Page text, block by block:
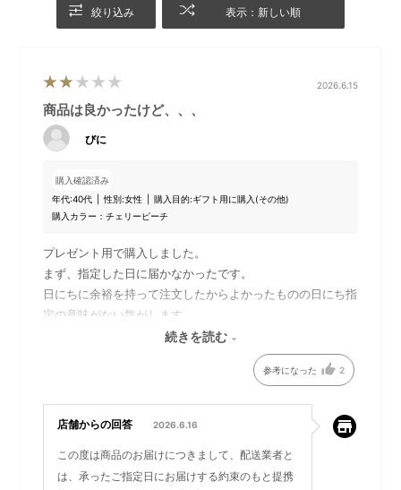
花びらの色味やテクスチャーにこだわりながら、ひとつ
フラワーとしてお部屋に飾るのもおしゃれです。
鉢の部分がグレーのセラミッ
れており、ずっしりと重みが
あり安定感があります。
電池式でコードレスなので、
玄関先などお好みの場所に置
くことが可能です。
絞り込み 表示：新しい順
2026.6.15
商品は良かったけど、、、
びに
購入確認済み
年代:40代 性別:女性 購入目的:ギフト用に購入(その他)
購入カラー：チェリーピーチ
プレゼント用で購入しました。
まず、指定した日に届かなかったです。
日にちに余裕を持って注文したからよかったものの日にち指
定の意味がない気がします。
あと、自分で包装しようと思いそのまま注文しましたが外箱
を開けると中の箱がホコリがそのままでした。梱包する際に
拭いてもらいたかったです。商品が良かっただけに残念でし
なので商品は⭐️５つですが、サービスに対して⭐️2つにしまし
続きを読む
参考になった 2
店舗からの回答 2026.6.16
この度は商品のお届けにつきまして、配送業者と
は、承ったご指定日にお届けする約束のもと提携